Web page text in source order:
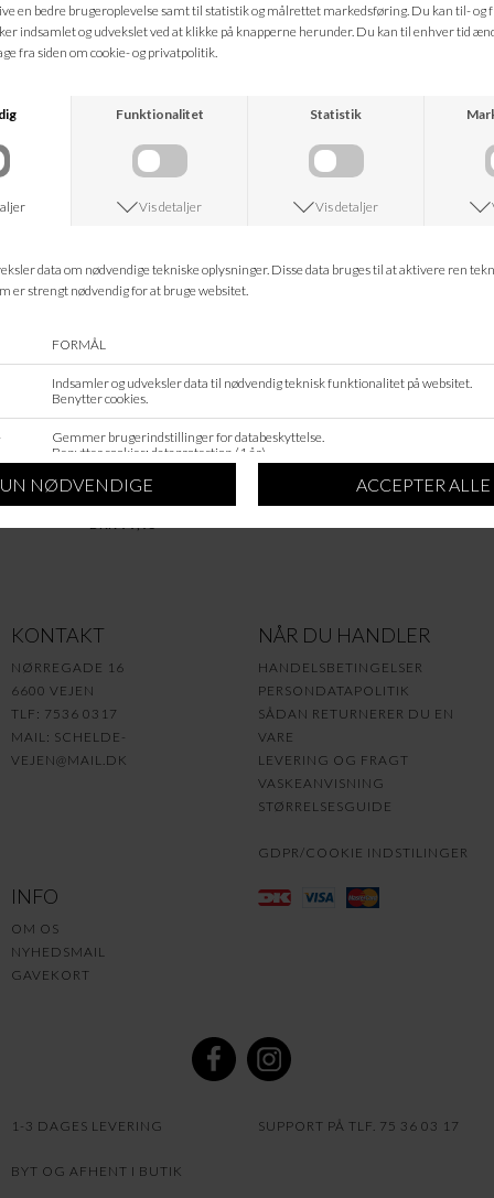
Nicolas Vahe
Pepper, The mixed blend
DKK 119,95
Nicolas Vahe
Salt, French Sea Salt
DKK 89,95
MALUND
BOTTLES
DKK 99,95
KONTAKT
NØRREGADE 16
6600 VEJEN
TLF: 7536 0317
MAIL: SCHELDE-
VEJEN@MAIL.DK
NÅR DU HANDLER
HANDELSBETINGELSER
PERSONDATAPOLITIK
SÅDAN RETURNERER DU EN
VARE
LEVERING OG FRAGT
VASKEANVISNING
STØRRELSESGUIDE
GDPR/COOKIE INDSTILINGER
INFO
OM OS
NYHEDSMAIL
GAVEKORT
1-3 DAGES LEVERING SUPPORT PÅ TLF. 75 36 03 17
BYT OG AFHENT I BUTIK